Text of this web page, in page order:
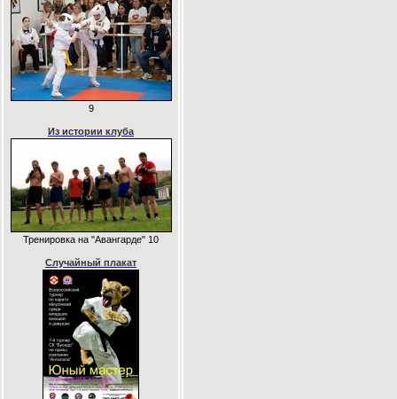
9
Из истории клуба
Тренировка на "Авангарде" 10
Случайный плакат